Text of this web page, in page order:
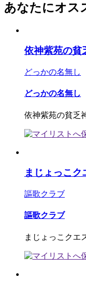
あなたにオス
依神紫苑の貧
どっかの名無し
どっかの名無し
依神紫苑の貧乏
まじょっこク
謳歌クラブ
謳歌クラブ
まじょっこクエ